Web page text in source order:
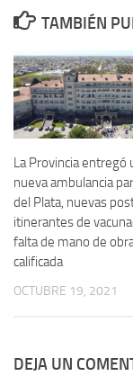
TAMBIÉN
La Provincia entregó
nueva ambulancia
del Plata, nuevas
itinerantes de
falta de mano de
calificada
OCTUBRE 19, 2021
DEJA UN